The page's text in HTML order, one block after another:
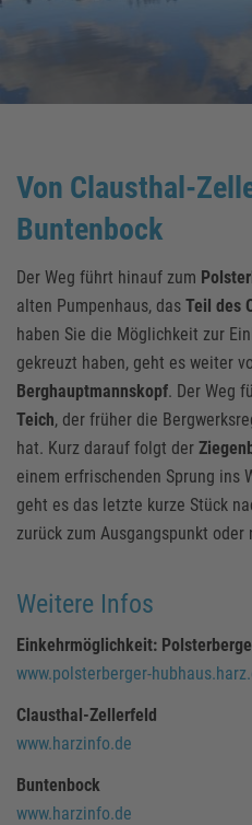
Von Clausthal-
Buntenbock
Der Weg führt hinauf zum
alten Pumpenhaus, das Teil des
haben Sie die Möglichkeit zur
gekreuzt haben, geht es weiter
Berghauptmannskopf. Der Weg
Teich, der früher die
hat. Kurz darauf folgt der
einem erfrischenden Sprung ins
geht es das letzte kurze Stück
zurück zum Ausgangspunkt
Weitere Infos
Einkehrmöglichkeit:
www.polsterberger-
Clausthal-Zellerfeld
www.harzinfo.de
Buntenbock
www.harzinfo.de